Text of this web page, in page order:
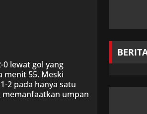
lewat gol yang
menit 55. Meski
2 pada hanya satu
memanfaatkan umpan